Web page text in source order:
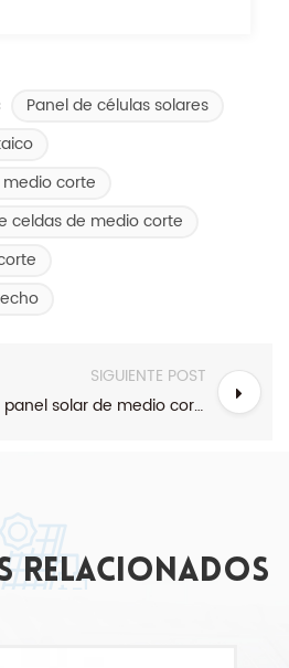
Panel de células solares
corte
celdas de medio corte
SIGUIENTE POST
módulo fotovoltaico de panel solar de medio corte
relacionados